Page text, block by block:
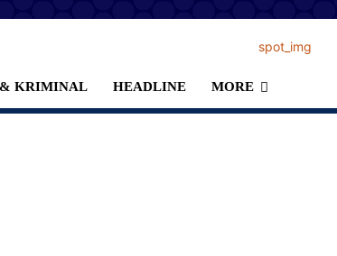
KRIMINAL HEADLINE MORE